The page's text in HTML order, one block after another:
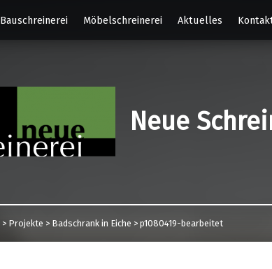
Bauschreinerei Möbelschreinerei Aktuelles
Neue
> Projekte > Badschrank in Eiche >p1080419-bearbeitet